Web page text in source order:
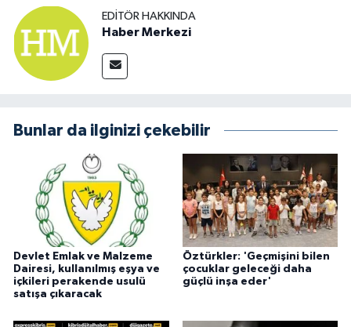
EDITÖR HAKKINDA
Haber Merkezi
Bunlar da ilginizi çekebilir
Devlet Emlak ve Malzeme
Dairesi, kullanılmış eşya ve
içkileri perakende usulü
satışa çıkaracak
Öztürkler: 'Geçmişini bilen
çocuklar geleceği daha
güçlü inşa eder'